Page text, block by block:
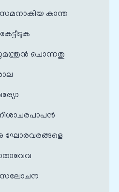
കാന്ത
ചൊന്നതു
ഘോരവരങ്ങളെ